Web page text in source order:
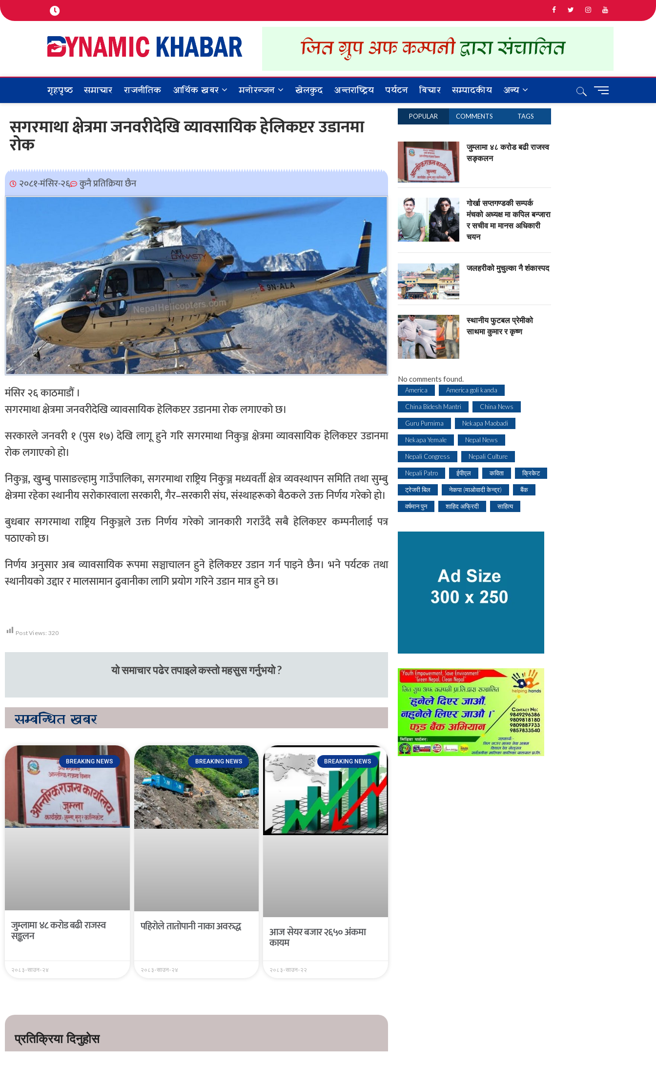
Dynamic Khabar
ALL NEWS IN NEPAL
गृहपृष्ठ समाचार राजनीतिक आर्थिक खबर मनोरन्जन खेलकुद अन्तराष्ट्रिय पर्यटन बिचार सम्पादकीय अन्य
M
सगरमाथा क्षेत्रमा जनवरीदेखि व्यावसायिक हेलिकप्टर उडानमा
रोक
२०८१-मंसिर-२६ कुनै प्रतिक्रिया छैन
मंसिर २६ काठमाडौं ।
सगरमाथा क्षेत्रमा जनवरीदेखि व्यावसायिक हेलिकप्टर उडानमा रोक लगाएको छ।
सरकारले जनवरी १ (पुस १७) देखि लागू हुने गरि सगरमाथा निकुञ्ज क्षेत्रमा व्यावसायिक हेलिकप्टर उडानमा
रोक लगाएको हो।
निकुञ्ज, खुम्बु पासाङल्हामु गाउँपालिका, सगरमाथा राष्ट्रिय निकुञ्ज मध्यवर्ती क्षेत्र व्यवस्थापन समिति तथा सुम्बु
क्षेत्रमा रहेका स्थानीय सरोकारवाला सरकारी, गैर–सरकारी संघ, संस्थाहरूको बैठकले उक्त निर्णय गरेको हो।
बुधबार सगरमाथा राष्ट्रिय निकुञ्जले उक्त निर्णय गरेको जानकारी गराउँदै सबै हेलिकप्टर कम्पनीलाई पत्र
पठाएको छ।
निर्णय अनुसार अब व्यावसायिक रूपमा सञ्चाचालन हुने हेलिकप्टर उडान गर्न पाइने छैन। भने पर्यटक तथा
स्थानीयको उद्दार र मालसामान ढुवानीका लागि प्रयोग गरिने उडान मात्र हुने छ।
Post Views: 320
यो समाचार पढेर तपाइले कस्तो महसुस गर्नुभयो ?
सम्बन्धित खबर
BREAKING NEWS
जुम्लामा ४८ करोड बढी राजस्व
सङ्कलन
२०८३-साउन-२४
BREAKING NEWS
पहिरोले तातोपानी नाका अवरुद्ध
२०८३-साउन-२४
BREAKING NEWS
आज सेयर बजार २६५० अंकमा
कायम
२०८३-साउन-२२
POPULAR COMMENTS TAGS
जुम्लामा ४८ करोड बढी राजस्व
सङ्कलन
गोर्खा सप्तगण्डकी सम्पर्क
मंचको अध्यक्ष मा कपिल बन्जारा
र सचीव मा मानस अधिकारी
चयन
जलहरीको मुचुल्का नै शंंकास्पद
स्थानीय फुटबल प्रेमीको
साथमा कुमार र कृष्ण
No comments found.
America America goli kanda
China Bidesh Mantri China News
Guru Purnima Nekapa Maobadi
Nekapa Yemale Nepal News
Nepali Congress Nepali Culture
Nepali Patro ईपीएल कविता क्रिकेट
ट्रेजरी बिल नेकपा (माओवादी केन्द्र) बैंक
वर्षमान पुन शाहिद अफ्रिदी साहित्य